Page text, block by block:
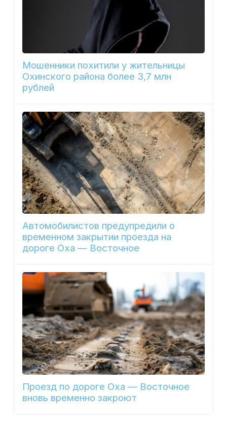
Мошенники похитили у жительницы
Охинского района более 3,7 млн
рублей
Автомобилистов предупредили о
временном закрытии проезда на
дороге Оха — Восточное
Проезд по дороге Оха — Восточное
вновь временно закроют